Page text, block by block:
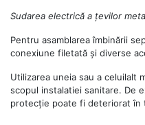
Sudarea electrică a țevilor
Pentru asamblarea îmbinării
conexiune filetată și diverse
Utilizarea uneia sau a celuilalt
scopul instalatiei sanitare. De
protecție poate fi deteriorat în